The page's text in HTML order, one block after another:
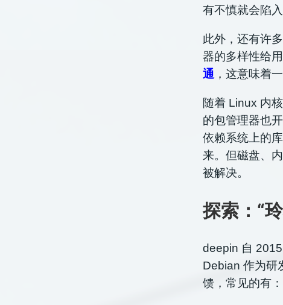
有不慎就会陷
此外，还有许
器的多样性给
通 ，这意味着
随着 Linux 内
的包管理器也
依赖系统上的
来。但磁盘、
被解决。
探索：“
deepin 自
Debian 作为研
馈，常见的有：